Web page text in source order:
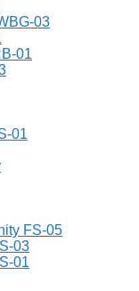
03
01
01
FS-05
03
01